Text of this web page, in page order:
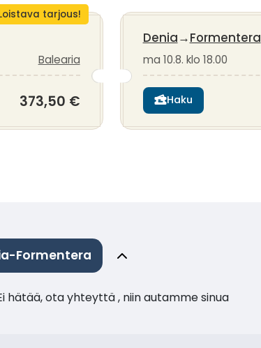
tarjous!
Balearia
373,50 €
Denia→Formentera
ma 10.8. klo 18.00
Haku
Formentera
hätää, ota yhteyttä , niin autamme sinua